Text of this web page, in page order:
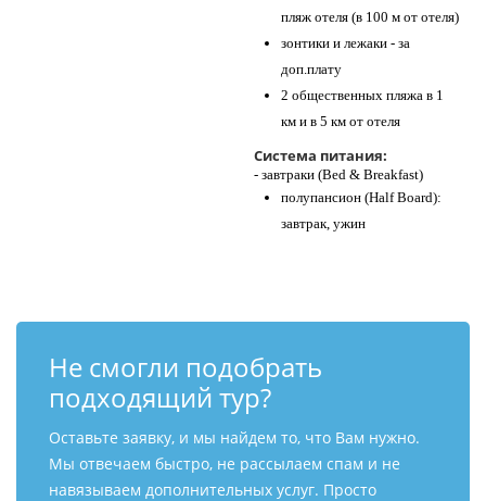
пляж отеля (в 100 м от отеля)
зонтики и лежаки - за
доп.плату
2 общественных пляжа в 1
км и в 5 км от отеля
Система питания:
​- завтраки (Bed & Breakfast)
полупансион (Half Board):
завтрак, ужин
Не смогли подобрать
подходящий тур?
Оставьте заявку, и мы найдем то, что Вам нужно.
Мы отвечаем быстро, не рассылаем спам и не
навязываем дополнительных услуг. Просто